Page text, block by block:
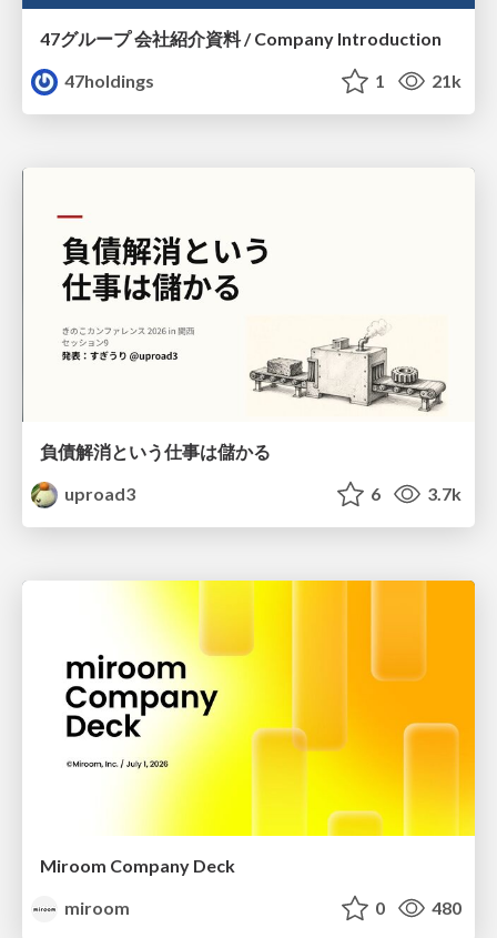
47グループ 会社紹介資料 / Company Introduction
47holdings
1 21k
負債解消という仕事は儲かる
uproad3
6 3.7k
Miroom Company Deck
miroom
0 480